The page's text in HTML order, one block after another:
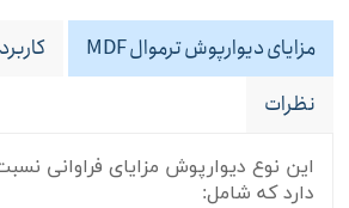
مزایای دیوارپوش ترموال MDF
نظرات
این نوع دیوارپوش مزایای فراوانی
دارد که شامل: